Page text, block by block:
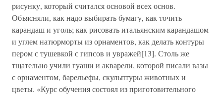
рисунку, который считался основой всех основ.
Объясняли, как надо выбирать бумагу, как точить
карандаш и уголь; как рисовать итальянским карандашом
и углем натюрморты из орнаментов, как делать контуры
пером с тушевкой с гипсов и увражей[13]. Столь же
тщательно учили гуаши и акварели, которой писали вазы
с орнаментом, барельефы, скульптуры животных и
цветы. «Курс обучения состоял из приготовительного